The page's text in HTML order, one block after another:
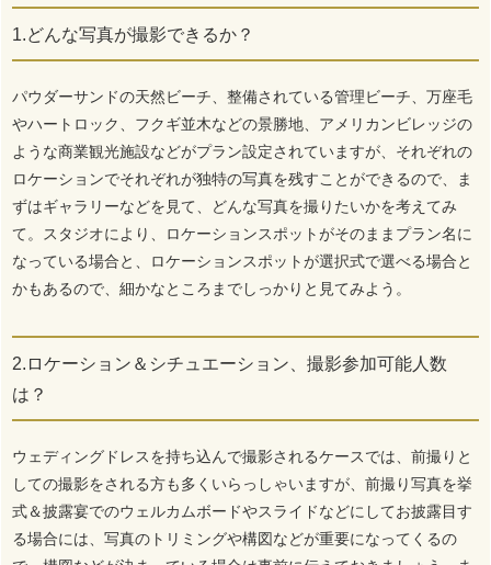
1.どんな写真が撮影できるか？
パウダーサンドの天然ビーチ、整備されている管理ビーチ、万座毛
やハートロック、フクギ並木などの景勝地、アメリカンビレッジの
ような商業観光施設などがプラン設定されていますが、それぞれの
ロケーションでそれぞれが独特の写真を残すことができるので、ま
ずはギャラリーなどを見て、どんな写真を撮りたいかを考えてみ
て。スタジオにより、ロケーションスポットがそのままプラン名に
なっている場合と、ロケーションスポットが選択式で選べる場合と
かもあるので、細かなところまでしっかりと見てみよう。
2.ロケーション＆シチュエーション、撮影参加可能人数
は？
ウェディングドレスを持ち込んで撮影されるケースでは、前撮りと
しての撮影をされる方も多くいらっしゃいますが、前撮り写真を挙
式＆披露宴でのウェルカムボードやスライドなどにしてお披露目す
る場合には、写真のトリミングや構図などが重要になってくるの